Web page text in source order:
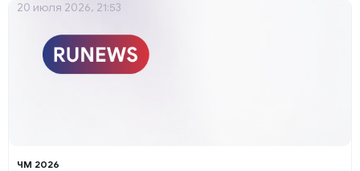
ЧМ 2026
20 июля 2026, 21:53